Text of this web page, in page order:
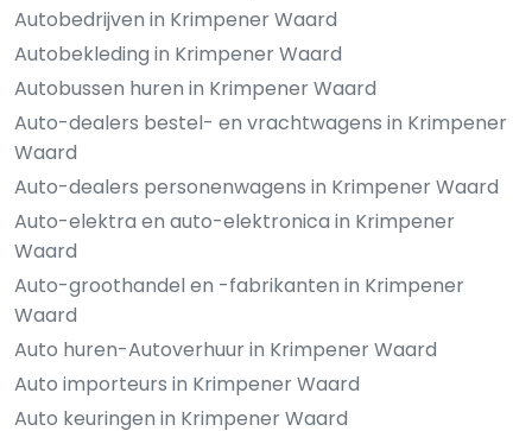
Autobedrijven in Krimpener Waard
Autobekleding in Krimpener Waard
Autobussen huren in Krimpener Waard
Auto-dealers bestel- en vrachtwagens in Krimpener
Waard
Auto-dealers personenwagens in Krimpener Waard
Auto-elektra en auto-elektronica in Krimpener
Waard
Auto-groothandel en -fabrikanten in Krimpener
Waard
Auto huren-Autoverhuur in Krimpener Waard
Auto importeurs in Krimpener Waard
Auto keuringen in Krimpener Waard